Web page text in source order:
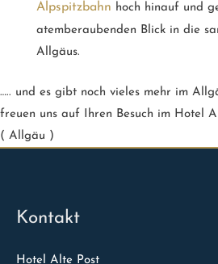
Alpspitzbahn hoch hinauf und
atemberaubenden Blick in die
Allgäus.
….. und es gibt noch vieles mehr im
freuen uns auf Ihren Besuch im Hotel
( Allgäu )
Kontakt
Hotel Alte Post